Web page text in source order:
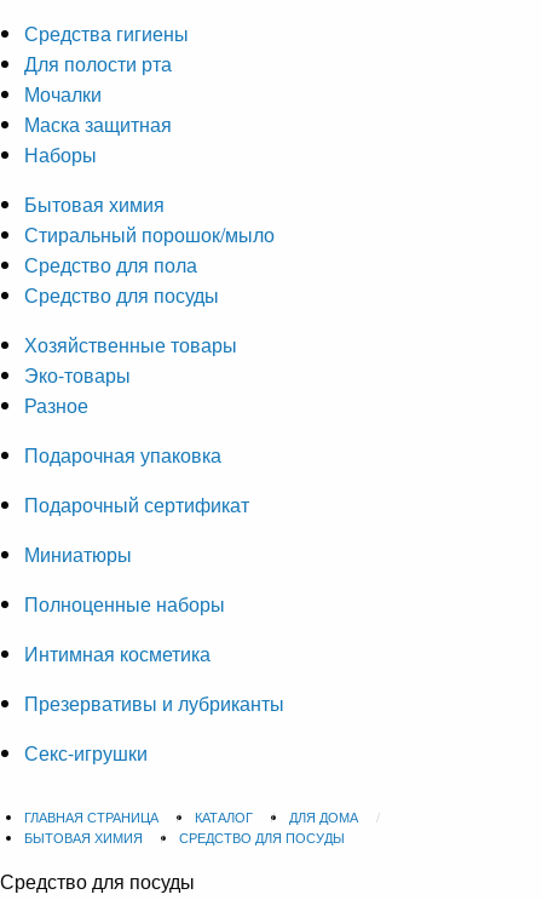
Средства гигиены
Для полости рта
Мочалки
Маска защитная
Наборы
Бытовая химия
Стиральный порошок/мыло
Средство для пола
Средство для посуды
Хозяйственные товары
Эко-товары
Разное
Подарочная упаковка
Подарочный сертификат
Миниатюры
Полноценные наборы
Интимная косметика
Презервативы и лубриканты
Секс-игрушки
ГЛАВНАЯ СТРАНИЦА КАТАЛОГ
ДЛЯ ДОМА
БЫТОВАЯ ХИМИЯ
СРЕДСТВО ДЛЯ ПОСУДЫ
Средство для посуды